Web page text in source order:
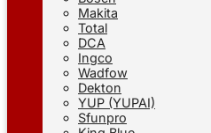
Makita
Total
DCA
Ingco
Wadfow
Dekton
YUP (YUPAI)
Sfunpro